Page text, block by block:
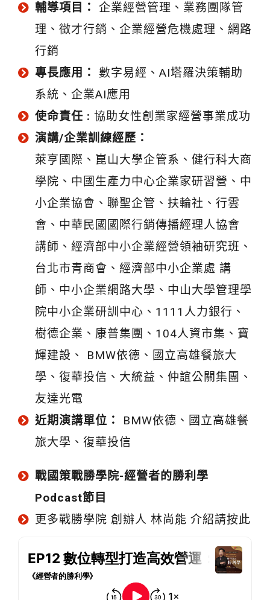
輔導項目： 企業經營管理、業務團隊管
理、徵才行銷、企業經營危機處理、網路
行銷
專長應用： 數字易經、AI塔羅決策輔助
系統、企業AI應用
使命責任 : 協助女性創業家經營事業成功
演講/企業訓練經歷：
萊亨國際、崑山大學企管系、健行科大商
學院、中國生產力中心企業家研習營、中
小企業協會、聯聖企管、扶輪社、行雲
會、中華民國國際行銷傳播經理人協會
講師、經濟部中小企業經營領袖研究班、
台北市青商會、經濟部中小企業處 講
師、中小企業網路大學、中山大學管理學
院中小企業研訓中心、1111人力銀行、
樹德企業、康普集團、104人資市集、寶
輝建設、 BMW依德、國立高雄餐旅大
學、復華投信、大統益、仲誼公關集團、
友達光電
近期演講單位：
BMW依德、國立高雄餐
旅大學、復華投信
戰國策戰勝學院-經營者的勝利學
Podcast節目
更多戰勝學院 創辦人 林尚能 介紹請按此